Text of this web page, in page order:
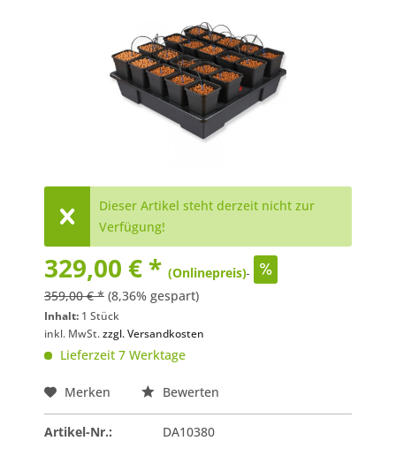
Dieser Artikel steht derzeit nicht zur
Verfügung!
329,00 € * (Onlinepreis)
359,00 € * (8,36% gespart)
Inhalt: 1 Stück
inkl. MwSt.zzgl. Versandkosten
Lieferzeit 7 Werktage
Merken Bewerten
Artikel-Nr.: DA10380